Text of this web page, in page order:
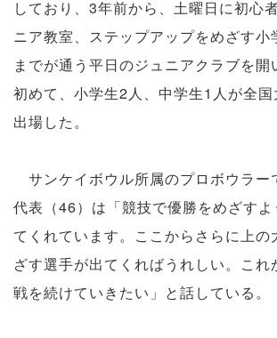
しており、3年前から、土曜日に初心
ニア教室、ステップアップをめざす小
までが通う平日のジュニアクラブを開
初めて、小学生2人、中学生1人が全
出場した。
サンケイボウル所属のプロボウラー
代表（46）は「競技で優勝をめざす
てくれています。ここからさらに上の
ざす選手が出てくればうれしい。これ
戦を続けていきたい」と話している。